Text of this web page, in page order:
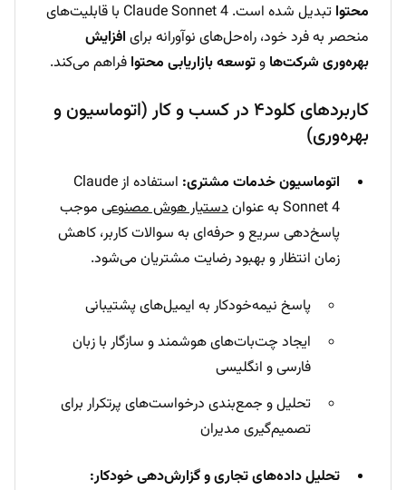
محتوا
تبدیل شده است. Claude Sonnet 4 با قابلیت‌های
منحصر به فرد خود، راه‌حل‌های نوآورانه برای افزایش
بهره‌وری شرکت‌ها وتوسعه بازاریابی محتوا فراهم می‌کند.
کاربردهای کلود۴ در کسب و کار (اتوماسیون و
بهره‌وری)
اتوماسیون خدمات مشتری:
استفاده از Claude
Sonnet 4 به عنوان
دستیار هوش مصنوعی موجب
پاسخ‌دهی سریع و حرفه‌ای به سوالات کاربر، کاهش
زمان انتظار و بهبود رضایت مشتریان می‌شود.
پاسخ نیمه‌خودکار به ایمیل‌های پشتیبانی
ایجاد چت‌بات‌های هوشمند و سازگار با زبان
فارسی و انگلیسی
تحلیل و جمع‌بندی درخواست‌های پرتکرار برای
تصمیم‌گیری مدیران
تحلیل داده‌های تجاری و گزارش‌دهی خودکار: